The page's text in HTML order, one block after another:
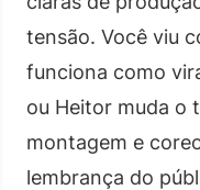
tensão. Você viu
funciona como
ou Heitor muda o
montagem e
lembrança do